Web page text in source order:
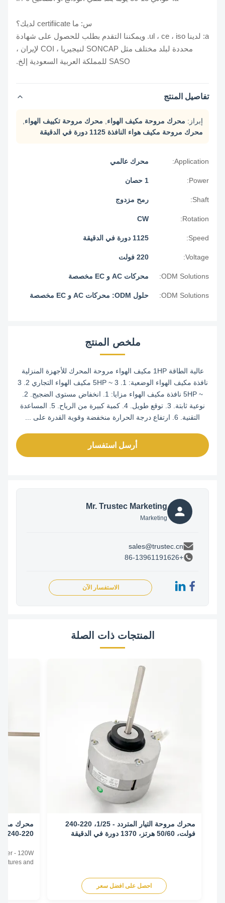
س: ما certifiicate لديك؟
a: لدينا ul ، ce ، iso. ويمكننا التقدم بطلب للحصول على شهادة
محددة لبلد مختلف مثل SONCAP لنيجيريا ، COI لإيران ،
SASO للمملكة العربية السعودية إلخ.
تفاصيل المنتج
محرك مروحة مكيف الهواء ,محرك مروحة تكييف الهواء
محرك مروحة مكيف هواء النافذة 1125 دورة في الدقيقة
Application: محرك عالمي
Power:
Shaft: رمح مزدوج
Rotation:
Speed:
Voltage:
ODM Solutions: محركات AC و EC مخصصة
ODM Solutions: حلول ODM: محركات AC و EC مخصصة
ملخص المنتج
عالية الطاقة 1HP مكيف الهواء مروحة المحرك للأجهزة المنزلية
نافذة مكيف الهواء الوضعية: 1. 3 ~ 5HP مكيف الهواء التجاري 2. 3
~ 5HP نافذة مكيف الهواء مزايا: 1. انخفاض مستوى الضجيج. 2.
نوعية ثابتة. 3. توقع طويل. 4. كمية كبيرة من الرياح. 5. المساعدة
التقنية. 6. ارتفاع درجة الحرارة منخفضة وقوية القدرة على ...
أرسل استفسار
Mr. Trustec Marketing
Marketing
sales@trustec.cn
الاستفسار الآن
المنتجات ذات الصلة
محرك مروحة التيار المتردد - 1/25، 220-240
فولت، 50/60 هرتز، 1370 دورة في الدقيقة
احصل على افضل سعر
- 120W
Features and